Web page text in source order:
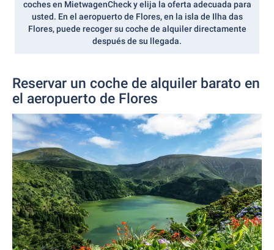
coches en MietwagenCheck y elija la oferta adecuada para
usted. En el aeropuerto de Flores, en la isla de Ilha das
Flores, puede recoger su coche de alquiler directamente
después de su llegada.
Reservar un coche de alquiler barato en
el aeropuerto de Flores